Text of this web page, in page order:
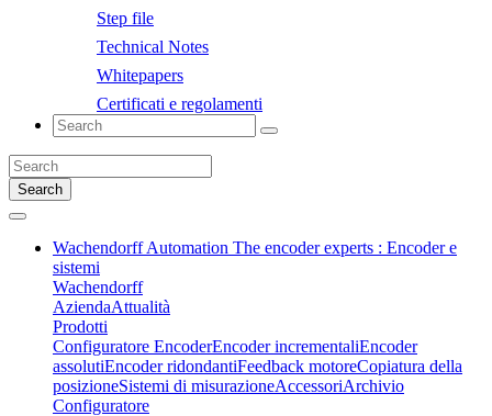
Step file
Technical Notes
Whitepapers
Certificati e regolamenti
Search
Wachendorff Automation The encoder experts : Encoder e
sistemi
Wachendorff
AziendaAttualità
Prodotti
Configuratore EncoderEncoder incrementaliEncoder
assolutiEncoder ridondantiFeedback motoreCopiatura della
posizioneSistemi di misurazioneAccessoriArchivio
Configuratore